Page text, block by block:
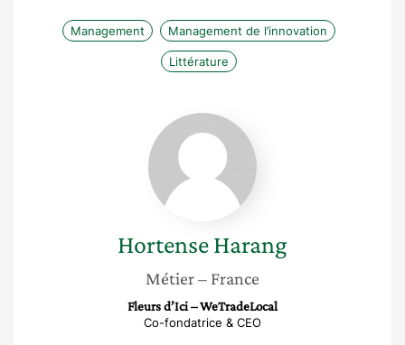
Management Management de l’innovation
Littérature
Hortense
Harang
HortenseHarang
Métier– France
Fleurs d’Ici – WeTradeLocal
Co-fondatrice & CEO